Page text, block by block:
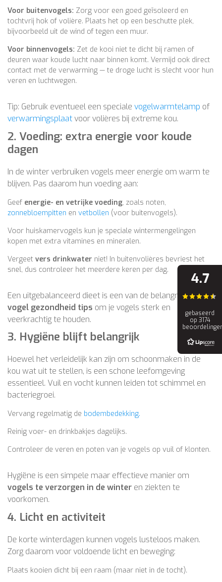
Voor buitenvogels: Zorg voor een goed geïsoleerd en
tochtvrij hok of volière. Plaats het op een beschutte plek,
bijvoorbeeld uit de wind of tegen een muur.
Voor binnenvogels: Zet de kooi niet te dicht bij ramen of
deuren waar koude lucht naar binnen komt. Vermijd ook direct
contact met de verwarming — te droge lucht is slecht voor hun
veren en luchtwegen.
Tip: Gebruik eventueel een speciale vogelwarmtelamp of
verwarmingsplaatvoor volières bij extreme kou.
2. Voeding: extra energie voor koude
dagen
In de winter verbruiken vogels meer energie om warm te
blijven. Pas daarom hun voeding aan:
Geef energie- en vetrijke voeding, zoals noten,
zonnebloempitten en vetbollen (voor buitenvogels).
Voor huiskamervogels kun je speciale wintermengelingen
kopen met extra vitamines en mineralen.
Vergeet vers drinkwater niet! In buitenvolières bevriest het
snel, dus controleer het meerdere keren per dag.
Een uitgebalanceerd dieet is een van de belangrijkste
vogel gezondheid tips om je vogels sterk en
veerkrachtig te houden.
3. Hygiëne blijft belangrijk
Hoewel het verleidelijk kan zijn om schoonmaken in de
kou wat uit te stellen, is een schone leefomgeving
essentieel. Vuil en vocht kunnen leiden tot schimmel en
bacteriegroei.
Vervang regelmatig de bodembedekking.
Reinig voer- en drinkbakjes dagelijks.
Controleer de veren en poten van je vogels op vuil of klonten.
Hygiëne is een simpele maar effectieve manier om
vogels te verzorgen in de winter en ziekten te
voorkomen.
4. Licht en activiteit
De korte winterdagen kunnen vogels lusteloos maken.
Zorg daarom voor voldoende licht en beweging:
Plaats kooien dicht bij een raam (maar niet in de tocht).
4.7
gebaseerd
op 3174